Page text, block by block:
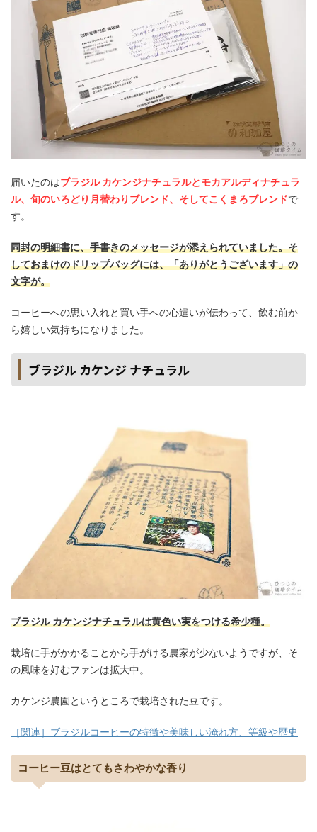
届いたのはブラジル カケンジナチュラルとモカアルディナチュラ
ル、旬のいろどり月替わりブレンド、そしてこくまろブレンドで
す。
同封の明細書に、手書きのメッセージが添えられていました。そ
しておまけのドリップバッグには、「ありがとうございます」の
文字が。
コーヒーへの思い入れと買い手への心遣いが伝わって、飲む前か
ら嬉しい気持ちになりました。
ブラジル カケンジ ナチュラル
ブラジル カケンジナチュラルは黄色い実をつける希少種。
栽培に手がかかることから手がける農家が少ないようですが、そ
の風味を好むファンは拡大中。
カケンジ農園というところで栽培された豆です。
［関連］ブラジルコーヒーの特徴や美味しい淹れ方、等級や歴史
コーヒー豆はとてもさわやかな香り